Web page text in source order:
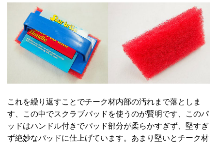
これを繰り返すことでチーク材内部の汚れまで落としま
す、この中でスクラブパッドを使うのが賢明です、このパ
ッドはハンドル付きでパッド部分が柔らかすぎず、堅すぎ
ず絶妙なパッドに仕上げています。あまり堅いとチーク材